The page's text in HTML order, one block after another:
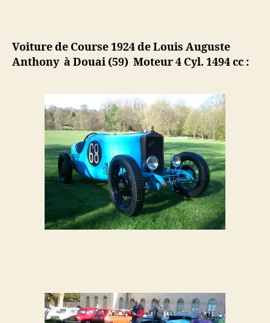
Voiture de Course 1924 de Louis Auguste
Anthony à Douai (59) Moteur 4 Cyl. 1494 cc :